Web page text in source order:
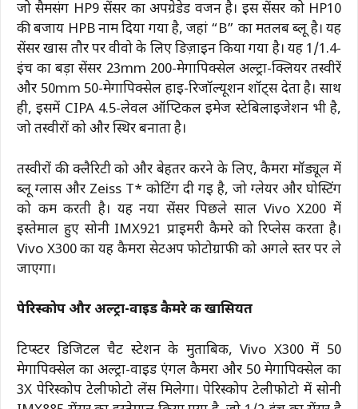
जो सैमसंग HP9 सेंसर का अपग्रेडेड वर्जन है। इस सेंसर को HP10
की बजाय HPB नाम दिया गया है, जहां “B” का मतलब ब्लू है। यह
सेंसर खास तौर पर वीवो के लिए डिज़ाइन किया गया है। यह 1/1.4-
इंच का बड़ा सेंसर 23mm 200-मेगापिक्सेल अल्ट्रा-क्लियर तस्वीरें
और 50mm 50-मेगापिक्सेल हाई-रिजॉल्यूशन शॉट्स देता है। साथ
ही, इसमें CIPA 4.5-लेवल ऑप्टिकल इमेज स्टेबिलाइजेशन भी है,
जो तस्वीरों को और स्थिर बनाता है।
तस्वीरों की क्लैरिटी को और बेहतर करने के लिए, कैमरा मॉड्यूल में
ब्लू ग्लास और Zeiss T* कोटिंग दी गई है, जो ग्लेयर और घोस्टिंग
को कम करती है। यह नया सेंसर पिछले साल Vivo X200 में
इस्तेमाल हुए सोनी IMX921 प्राइमरी कैमरे को रिप्लेस करता है।
Vivo X300 का यह कैमरा सेटअप फोटोग्राफी को अगले स्तर पर ले
जाएगा।
पेरिस्कोप और अल्ट्रा-वाइड कैमरे की खासियत
टिप्स्टर डिजिटल चैट स्टेशन के मुताबिक, Vivo X300 में 50
मेगापिक्सेल का अल्ट्रा-वाइड एंगल कैमरा और 50 मेगापिक्सेल का
3X पेरिस्कोप टेलीफोटो लेंस मिलेगा। पेरिस्कोप टेलीफोटो में सोनी